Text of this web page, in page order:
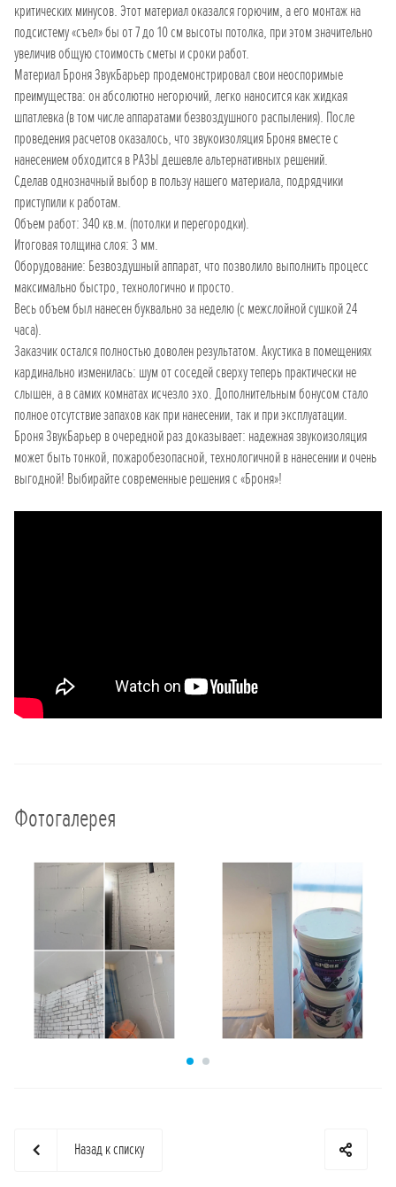
критических минусов. Этот материал оказался горючим, а его монтаж на
подсистему «съел» бы от 7 до 10 см высоты потолка, при этом значительно
увеличив общую стоимость сметы и сроки работ.
Материал Броня ЗвукБарьер продемонстрировал свои неоспоримые
преимущества: он абсолютно негорючий, легко наносится как жидкая
шпатлевка (в том числе аппаратами безвоздушного распыления). После
проведения расчетов оказалось, что звукоизоляция Броня вместе с
нанесением обходится в РАЗЫ дешевле альтернативных решений.
Сделав однозначный выбор в пользу нашего материала, подрядчики
приступили к работам.
Объем работ: 340 кв.м. (потолки и перегородки).
Итоговая толщина слоя: 3 мм.
Оборудование: Безвоздушный аппарат, что позволило выполнить процесс
максимально быстро, технологично и просто.
Весь объем был нанесен буквально за неделю (с межслойной сушкой 24
часа).
Заказчик остался полностью доволен результатом. Акустика в помещениях
кардинально изменилась: шум от соседей сверху теперь практически не
слышен, а в самих комнатах исчезло эхо. Дополнительным бонусом стало
полное отсутствие запахов как при нанесении, так и при эксплуатации.
Броня ЗвукБарьер в очередной раз доказывает: надежная звукоизоляция
может быть тонкой, пожаробезопасной, технологичной в нанесении и очень
выгодной! Выбирайте современные решения с «Броня»!
Фотогалерея
Назад к списку